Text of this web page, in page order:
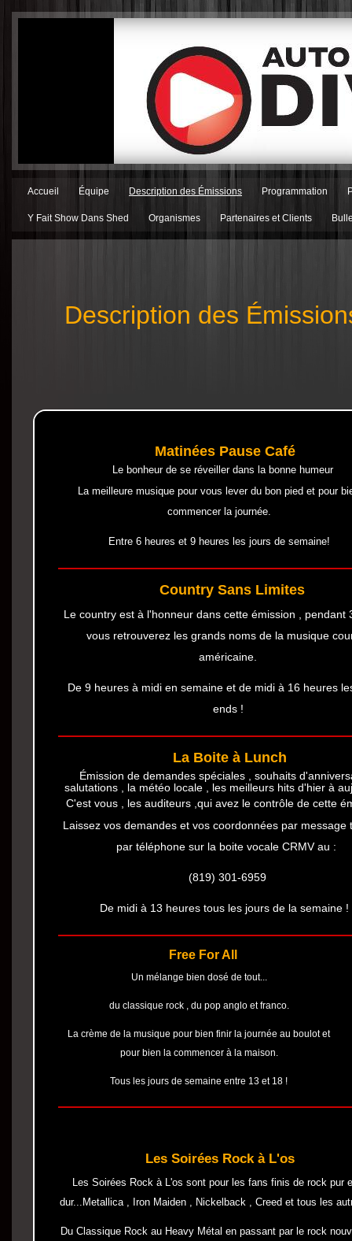
Accueil Équipe Description des Émissions Programmation
Y Fait Show Dans Shed Organismes Partenaires et Clients
Description des
Matinées Pause Café
Le bonheur de se réveiller dans la bonne humeur
La meilleure musique pour vous lever du bon pied et pour
commencer la journée.
Entre 6 heures et 9 heures les jours de semaine!
Country Sans Limites
Le country est à l'honneur dans cette émission , pendant
vous retrouverez les grands noms de la musique
américaine.
De 9 heures à midi en semaine et de midi à 16 heures
ends !
La Boite à Lunch
Émission de demandes spéciales , souhaits
salutations , la météo locale , les meilleurs hits d'hier à
C'est vous , les auditeurs ,qui avez le contrôle de cette
Laissez vos demandes et vos coordonnées par message
par téléphone sur la boite vocale CRMV au :
(819) 301-6959
De midi à 13 heures tous les jours de la semaine !
Free For All
Un mélange bien dosé de tout...
du classique rock , du pop anglo et franco.
La crème de la musique pour bien finir la journée au boulot et
pour bien la commencer à la maison.
Tous les jours de semaine entre 13 et 18 !
Les Soirées Rock à L'os
Les Soirées Rock à L'os sont pour les fans finis de rock pur
dur...Metallica , Iron Maiden , Nickelback , Creed et tous les
Du Classique Rock au Heavy Métal en passant par le rock